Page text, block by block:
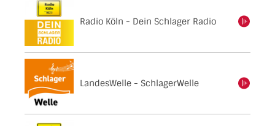
Radio Köln - Dein Schlager Radio
einschalten
LandesWelle - SchlagerWelleeinschalten